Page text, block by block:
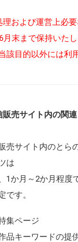
および運営上必
月末まで保持いた
該目的以外には利
販売サイト内の関
売サイト内のとら
は
1か月～2か月程度
です。
集ページ
品キーワードの提